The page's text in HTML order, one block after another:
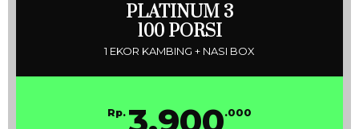
PLATINUM 3
100 PORSI
1 EKOR KAMBING + NASI BOX
Rp. .000